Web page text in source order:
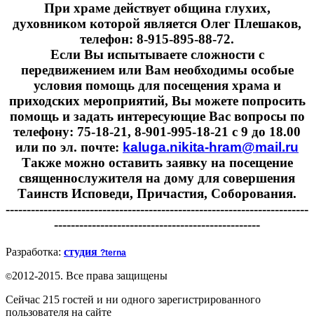
При храме действует община глухих,
духовником которой является Олег Плешаков,
телефон: 8-915-895-88-72.
Если Вы испытываете сложности с
передвижением или Вам необходимы особые
условия помощь для посещения храма и
приходских мероприятий, Вы можете попросить
помощь и задать интересующие Вас вопросы по
телефону: 75-18-21, 8-901-995-18-21 с 9 до 18.00
или по эл. почте: kaluga.nikita-hram@mail.ru
Также можно оставить заявку на посещение
священнослужителя на дому для совершения
Таинств Исповеди, Причастия, Соборования.
------------------------------------------------------------------------
-------------------------------------------------
Разработка: студия ?terna
©2012-2015. Все права защищены
Сейчас 215 гостей и ни одного зарегистрированного
пользователя на сайте